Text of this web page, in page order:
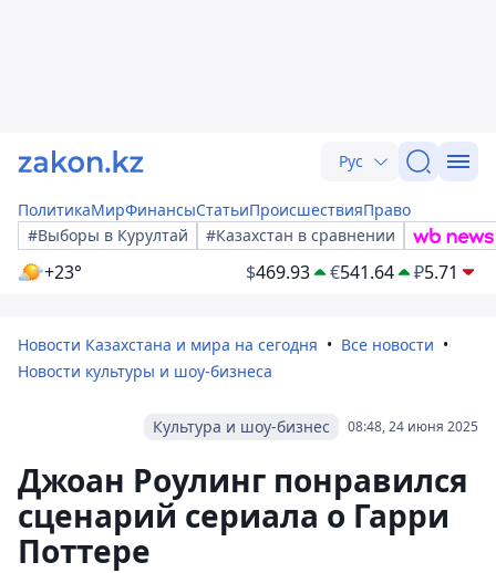
Рус
ПолитикаМирФинансыСтатьиПроисшествияПраво
#Выборы в Курултай
#Казахстан в сравнении
+23° $469.93 €541.64 ₽5.71
Новости Казахстана и мира на сегодня
Все новости
Новости культуры и шоу-бизнеса
08:48, 24 июня 2025
Культура и шоу-бизнес
Джоан Роулинг понравился
сценарий сериала о Гарри
Поттере